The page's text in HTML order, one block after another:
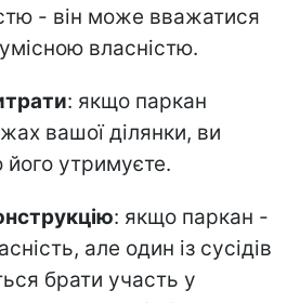
- він може вважатися
власністю.
: якщо паркан
вашої ділянки, ви
його утримуєте.
: якщо паркан -
але один із сусідів
брати участь у